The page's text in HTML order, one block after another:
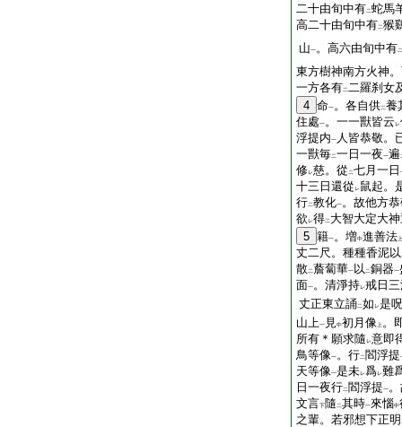
二十由旬中有二蛇馬
高二十由旬中有二猴
山一。高六由旬中有二
東方樹神南方火神
一方各有二二羅刹女
4 命一。各自供二養
住處一。一一獸皆云 レ
浮提内一 人皆恭敬。
一獸毎二一日一夜一遍
修レ慈。從 二七月一日
十三日還從 レ鼠起。
行二教化一。故他方
欲 レ得二 大智大定大
5 籍一。増中進善法 上
丈二尺。種種香泥以
散二薝蔔華一 以 二銅器一
面一。清淨持レ戒日
丈正東立誦二如 レ是呪
山上一 見中初月像 上 。
所有＊願求隨 レ意即
鳥等像一。行二 閻浮提
天等像一是未レ爲レ難
日一夜行二 閻浮提一
文言下隨 二其時一來惱中
之輩。若邪想下正明